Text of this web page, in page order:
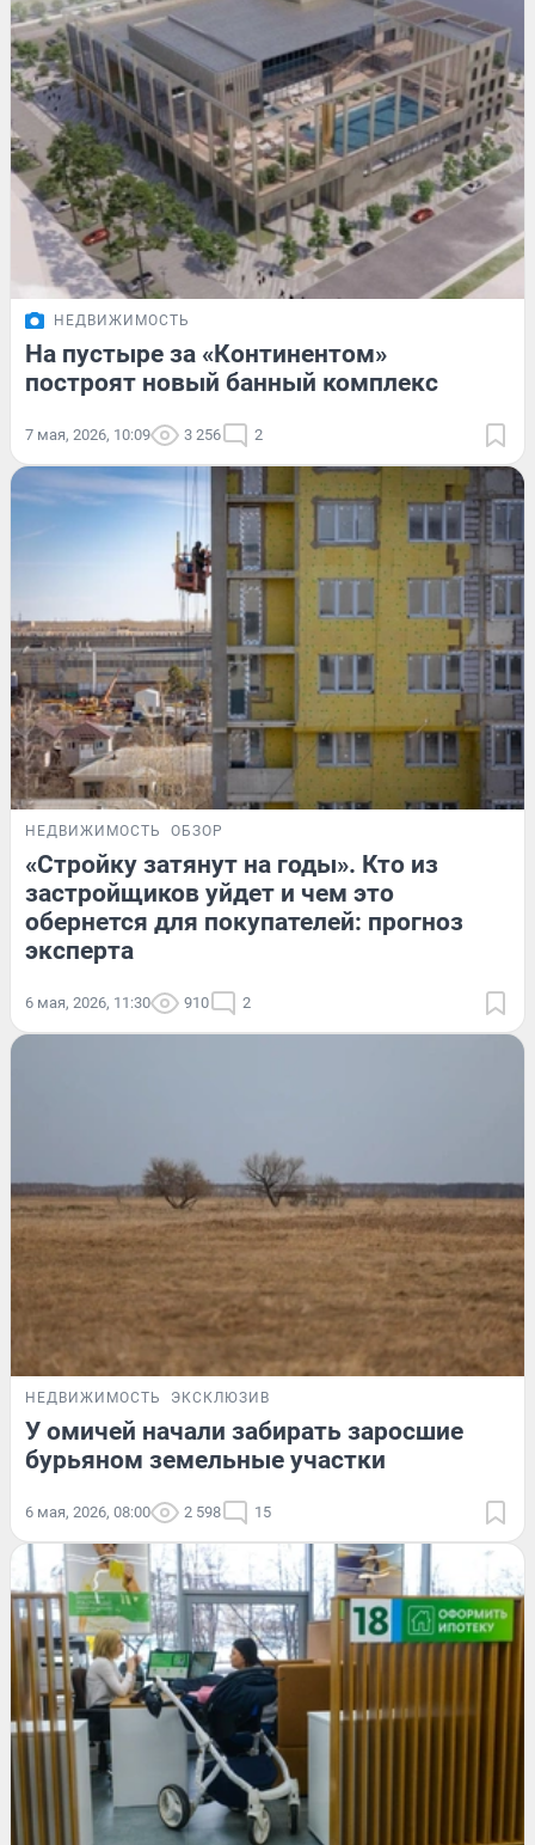
НЕДВИЖИМОСТЬ
На пустыре за «Континентом»
построят новый банный комплекс
7 мая, 2026, 10:09 3 256 2
НЕДВИЖИМОСТЬ ОБЗОР
«Стройку затянут на годы». Кто из
застройщиков уйдет и чем это
обернется для покупателей: прогноз
эксперта
6 мая, 2026, 11:30 910 2
НЕДВИЖИМОСТЬ ЭКСКЛЮЗИВ
У омичей начали забирать заросшие
бурьяном земельные участки
6 мая, 2026, 08:00 2 598 15